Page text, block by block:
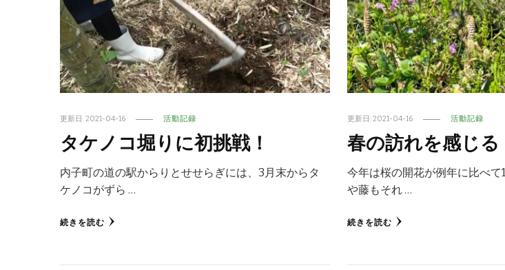
更新日:2021-04-16 活動記録
タケノコ堀りに初挑戦！
内子町の道の駅からりとせせらぎには、3月末からタ
ケノコがずら …
続きを読む
更新日:2021-04-16 活動記録
春の訪れを感じる
今年は桜の開花が例年に比べて
や藤もそれ …
続きを読む